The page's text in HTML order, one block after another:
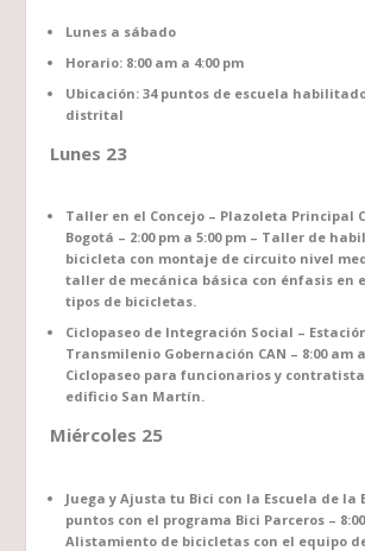
Lunes a sábado
Horario: 8:00 am a 4:00 pm
Ubicación: 34 puntos de escuela
distrital
Lunes 23
Taller en el Concejo – Plazoleta Principal
Bogotá – 2:00 pm a 5:00 pm – Taller de
bicicleta con montaje de circuito nivel
taller de mecánica básica con énfasis en
tipos de bicicletas.
Ciclopaseo de Integración Social –
Transmilenio Gobernación CAN – 8:00 am a
Ciclopaseo para funcionarios y
edificio San Martín.
Miércoles 25
Juega y Ajusta tu Bici con la Escuela de la
puntos con el programa Bici Parceros –
Alistamiento de bicicletas con el equipo